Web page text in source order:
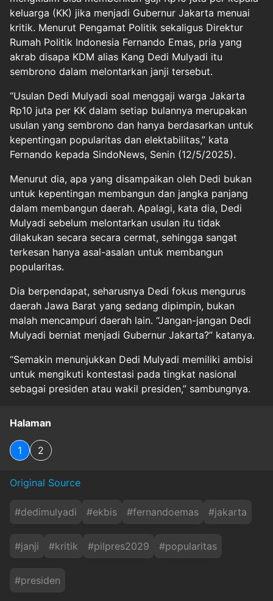
keluarga (KK) jika menjadi Gubernur Jakarta menuai
kritik. Menurut Pengamat Politik sekaligus Direktur
Rumah Politik Indonesia Fernando Emas, pria yang
akrab disapa KDM alias Kang Dedi Mulyadi itu
sembrono dalam melontarkan janji tersebut.
“Usulan Dedi Mulyadi soal menggaji warga Jakarta
Rp10 juta per KK dalam setiap bulannya merupakan
usulan yang sembrono dan hanya berdasarkan untuk
kepentingan popularitas dan elektabilitas,” kata
Fernando kepada SindoNews, Senin (12/5/2025).
Menurut dia, apa yang disampaikan oleh Dedi bukan
untuk kepentingan membangun dan jangka panjang
dalam membangun daerah. Apalagi, kata dia, Dedi
Mulyadi sebelum melontarkan usulan itu tidak
dilakukan secara secara cermat, sehingga sangat
terkesan hanya asal-asalan untuk membangun
popularitas.
Dia berpendapat, seharusnya Dedi fokus mengurus
daerah Jawa Barat yang sedang dipimpin, bukan
malah mencampuri daerah lain. “Jangan-jangan Dedi
Mulyadi berniat menjadi Gubernur Jakarta?” katanya.
“Semakin menunjukkan Dedi Mulyadi memiliki ambisi
untuk mengikuti kontestasi pada tingkat nasional
sebagai presiden atau wakil presiden,” sambungnya.
Halaman
1 2
Original Source
#dedimulyadi #ekbis #fernandoemas #jakarta
#janji #kritik #pilpres2029 #popularitas
#presiden